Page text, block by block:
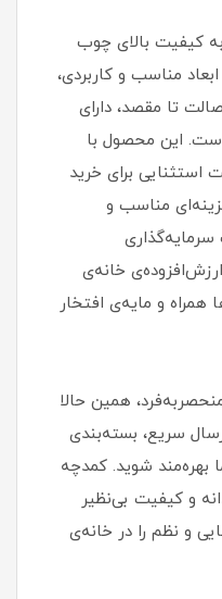
کیفیت بالای چوب
مناسب و کاربردی،
اصالت تا مقصد، دارای
این محصول با
برای خرید
مناسب و
خانه‌ی
و مایه‌ی افتخار
همین حالا
سریع، بسته‌بندی
بهره‌مند شوید. کمدچه
و کیفیت بی‌نظیر
و نظم را در خانه‌ی